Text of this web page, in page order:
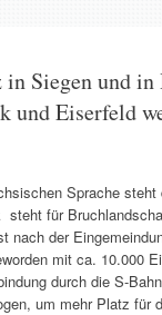
in Siegen und
und Eiserfeld
Sprache
für
nach der
mit ca. 10.000
durch die S-
um mehr Platz für